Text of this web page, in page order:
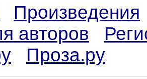
Произведения
авторов
Проза.ру